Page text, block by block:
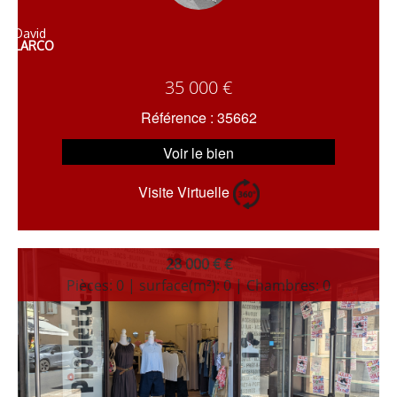
David
LARCO
35 000 €
Référence : 35662
Voir le bien
Visite Virtuelle
28 000 € €
Pièces: 0 | surface(m²): 0 | Chambres: 0